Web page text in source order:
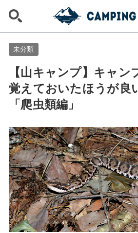
未分類
【山キャンプ】キャン
覚えておいたほうが良
「爬虫類編」